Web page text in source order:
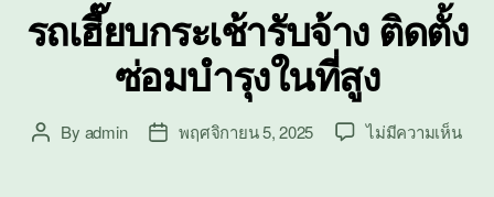
รถเฮี๊ยบกระเช้ารับจ้าง ติดตั้ง
ซ่อมบำรุงในที่สูง
PostBy admin
Postพฤศจิกายน 5, 2025 ไม่มีความเห็นบน